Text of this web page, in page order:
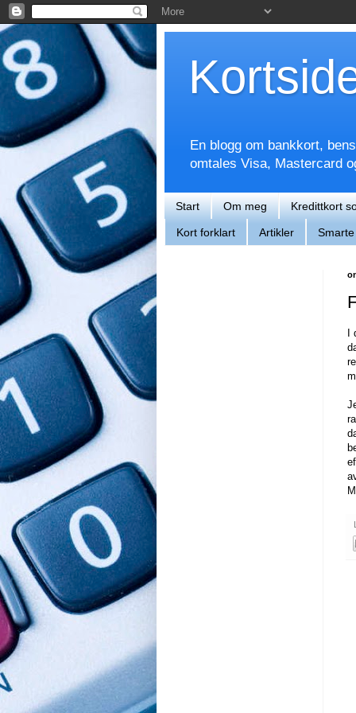
En blogg om bankkort,
omtales Visa, Mastercard
Start Om meg Kredittkort
Kort forklart Artikler
I